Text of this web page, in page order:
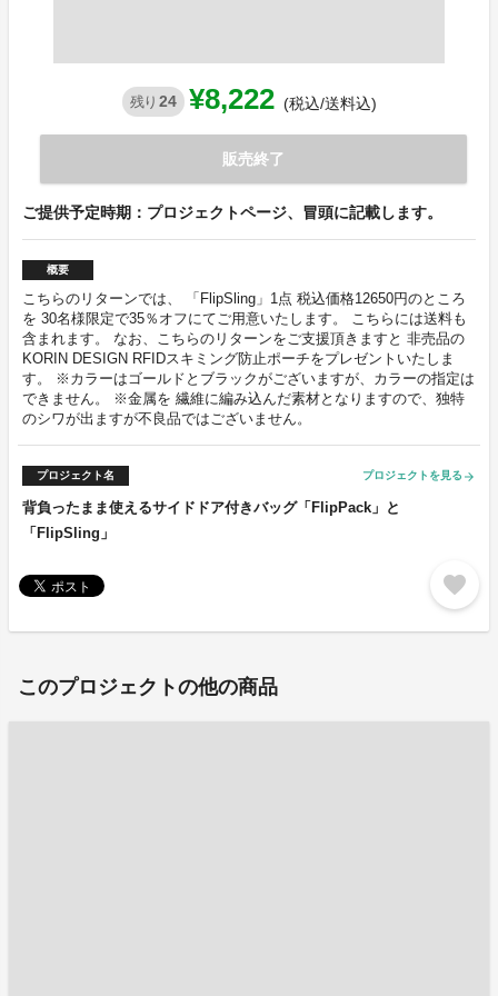
残り 24 ¥8,222 (税込/送料込)
販売終了
ご提供予定時期：プロジェクトページ、冒頭に記載します。
概要
こちらのリターンでは、 「FlipSling」1点 税込価格12650円のところ
を 30名様限定で35％オフにてご用意いたします。 こちらには送料も
含まれます。 なお、こちらのリターンをご支援頂きますと 非売品の
KORIN DESIGN RFIDスキミング防止ポーチをプレゼントいたしま
す。 ※カラーはゴールドとブラックがございますが、カラーの指定は
できません。 ※金属を 繊維に編み込んだ素材となりますので、独特
のシワが出ますが不良品ではございません。
プロジェクト名 プロジェクトを見る arrow_forward
背負ったまま使えるサイドドア付きバッグ「FlipPack」と
「FlipSling」
favorite
このプロジェクトの他の商品